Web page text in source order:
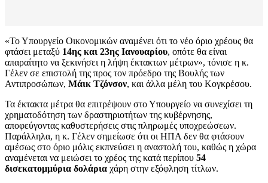
«Το Υπουργείο Οικονομικών αναμένει ότι το νέο όριο χρέους θα
φτάσει μεταξύ 14ης και 23ης Ιανουαρίου, οπότε θα είναι
απαραίτητο να ξεκινήσει η λήψη έκτακτων μέτρων», τόνισε η κ.
Γέλεν σε επιστολή της προς τον πρόεδρο της Βουλής των
Αντιπροσώπων, Μάικ Τζόνσον, και άλλα μέλη του Κογκρέσου.
Τα έκτακτα μέτρα θα επιτρέψουν στο Υπουργείο να συνεχίσει τη
χρηματοδότηση των δραστηριοτήτων της κυβέρνησης,
αποφεύγοντας καθυστερήσεις στις πληρωμές υποχρεώσεων.
Παράλληλα, η κ. Γέλεν σημείωσε ότι οι ΗΠΑ δεν θα φτάσουν
αμέσως στο όριο μόλις εκπνεύσει η αναστολή του, καθώς η χώρα
αναμένεται να μειώσει το χρέος της κατά περίπου 54
δισεκατομμύρια δολάρια χάρη στην εξόφληση τίτλων.